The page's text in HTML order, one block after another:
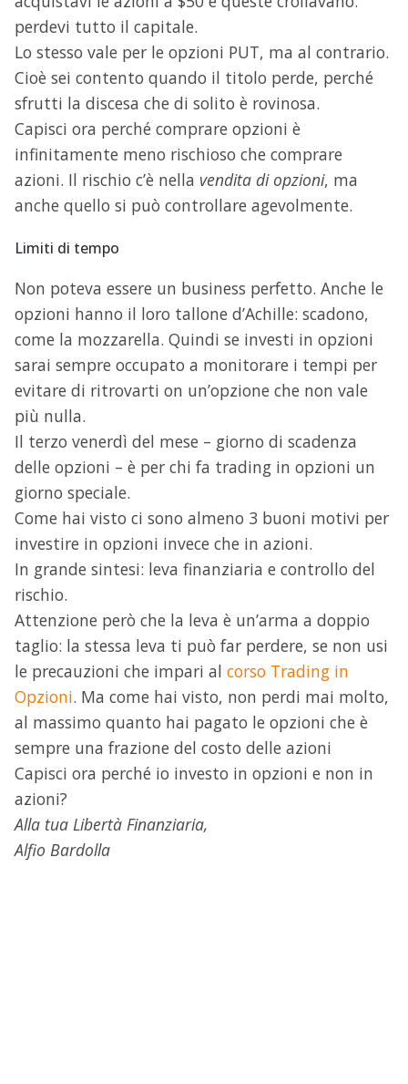
perdevi tutto il capitale.
Lo stesso vale per le opzioni PUT, ma al contrario.
Cioè sei contento quando il titolo perde, perché
sfrutti la discesa che di solito è rovinosa.
Capisci ora perché comprare opzioni è
infinitamente meno rischioso che comprare
azioni. Il rischio c’è nella vendita di opzioni, ma
anche quello si può controllare agevolmente.
Limiti di tempo
Non poteva essere un business perfetto. Anche le
opzioni hanno il loro tallone d’Achille: scadono,
come la mozzarella. Quindi se investi in opzioni
sarai sempre occupato a monitorare i tempi per
evitare di ritrovarti on un’opzione che non vale
più nulla.
Il terzo venerdì del mese – giorno di scadenza
delle opzioni – è per chi fa trading in opzioni un
giorno speciale.
Come hai visto ci sono almeno 3 buoni motivi per
investire in opzioni invece che in azioni.
In grande sintesi: leva finanziaria e controllo del
rischio.
Attenzione però che la leva è un’arma a doppio
taglio: la stessa leva ti può far perdere, se non usi
le precauzioni che impari al corso Trading in
Opzioni. Ma come hai visto, non perdi mai molto,
al massimo quanto hai pagato le opzioni che è
sempre una frazione del costo delle azioni
Capisci ora perché io investo in opzioni e non in
azioni?
Alla tua Libertà Finanziaria,
Alfio Bardolla